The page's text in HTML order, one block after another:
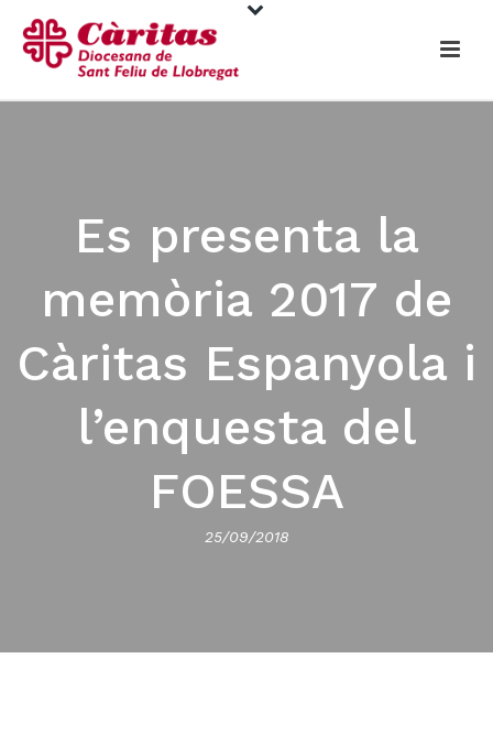
Es presenta la
memòria 2017 de
Càritas Espanyola i
l’enquesta del
FOESSA
25/09/2018